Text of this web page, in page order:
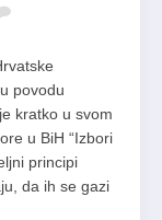
povodu
kratko u svom
u BiH “Izbori
principi
da ih se gazi